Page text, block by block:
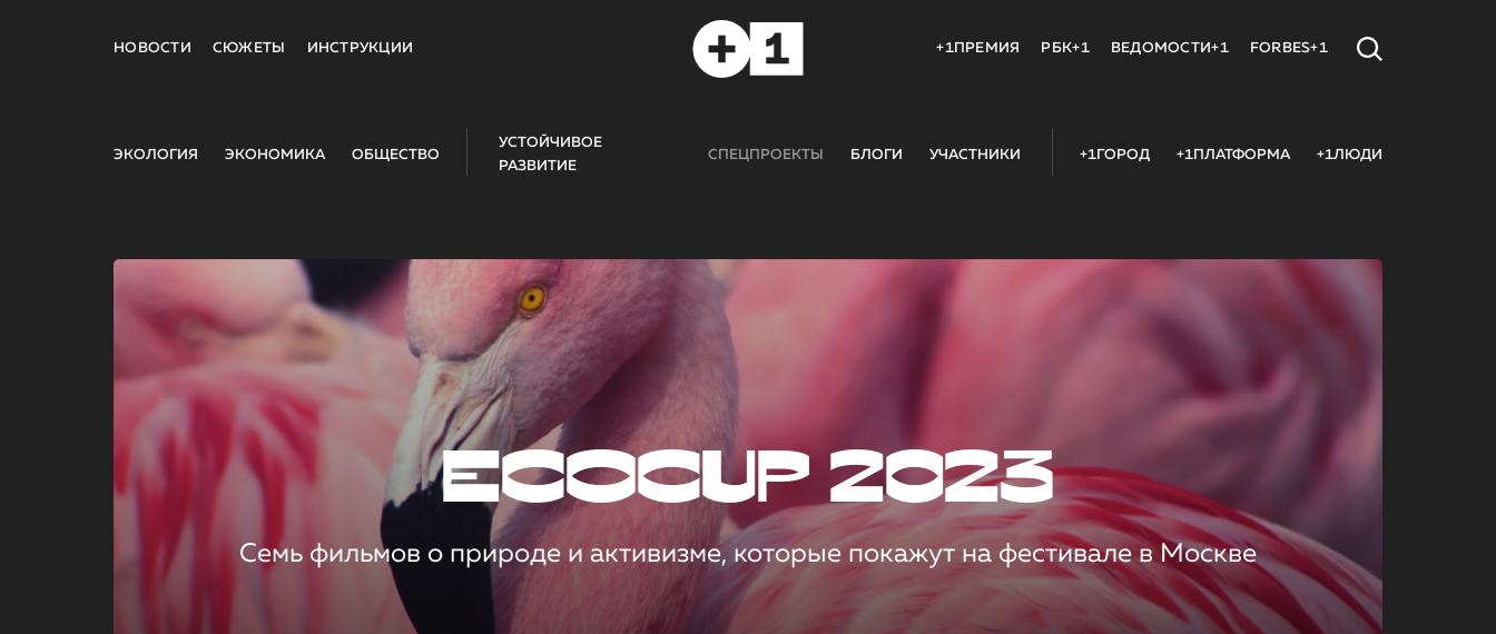
НОВОСТИ СЮЖЕТЫ ИНСТРУКЦИИ +1ПРЕМИЯ РБК+1 ВЕДОМОСТИ+1 FORBES+1
ЭКОЛОГИЯ ЭКОНОМИКА ОБЩЕСТВО
УСТОЙЧИВОЕ
РАЗВИТИЕ
СПЕЦПРОЕКТЫ БЛОГИ УЧАСТНИКИ +1ГОРОД +1ПЛАТФОРМА +1ЛЮДИ
ECOCUP 2023
Семь фильмов о природе и активизме, которые покажут на фестивале в Москве